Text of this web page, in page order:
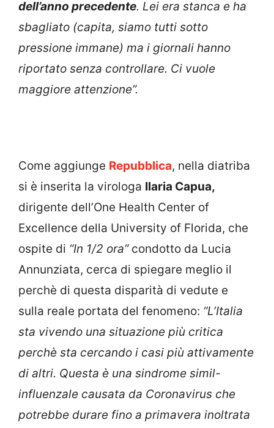
dell’anno precedente. Lei era stanca e ha
sbagliato (capita, siamo tutti sotto
pressione immane) ma i giornali hanno
riportato senza controllare. Ci vuole
maggiore attenzione”.
Come aggiunge Repubblica, nella diatriba
si è inserita la virologa Ilaria Capua,
dirigente dell’One Health Center of
Excellence della University of Florida, che
ospite di “In 1/2 ora”condotto da Lucia
Annunziata, cerca di spiegare meglio il
perchè di questa disparità di vedute e
sulla reale portata del fenomeno: “L’Italia
sta vivendo una situazione più critica
perchè sta cercando i casi più attivamente
di altri. Questa è una sindrome simil-
influenzale causata da Coronavirus che
potrebbe durare fino a primavera inoltrata